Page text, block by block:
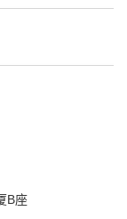
B座